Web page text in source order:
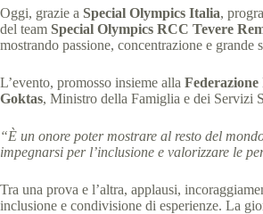
Oggi, grazie a Special Olympics Italia,
del team Special Olympics RCC Tevere
mostrando passione, concentrazione e grande
L’evento, promosso insieme alla
Goktas, Ministro della Famiglia e dei Servizi
“È un onore poter mostrare al resto del
impegnarsi per l’inclusione e valorizzare le
Tra una prova e l’altra, applausi,
inclusione e condivisione di esperienze. La